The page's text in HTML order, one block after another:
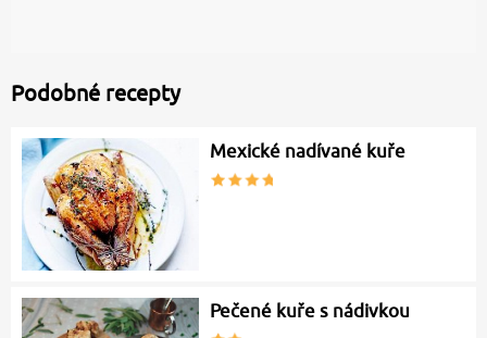
Podobné recepty
Mexické nadívané kuře
Pečené kuře s nádivkou